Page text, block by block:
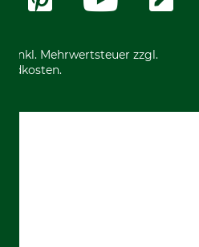
inkl. Mehrwertsteuer zzgl.